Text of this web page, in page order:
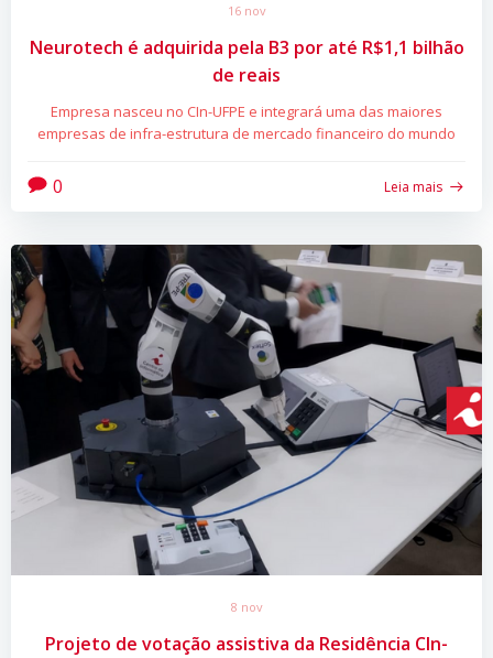
16 nov
Neurotech é adquirida pela B3 por até R$1,1 bilhão
de reais
Empresa nasceu no CIn-UFPE e integrará uma das maiores
empresas de infra-estrutura de mercado financeiro do mundo
0 Leia mais
8 nov
Projeto de votação assistiva da Residência CIn-